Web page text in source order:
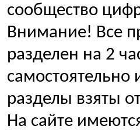
сообщество
Внимание! Все
разделен на 2
самостоятельно
разделы взяты
На сайте